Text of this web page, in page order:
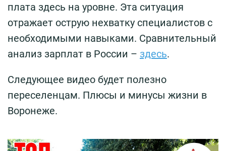
плата здесь на уровне. Эта ситуация
отражает острую нехватку специалистов с
необходимыми навыками. Сравнительный
анализ зарплат в России – здесь.
Следующее видео будет полезно
переселенцам. Плюсы и минусы жизни в
Воронеже.